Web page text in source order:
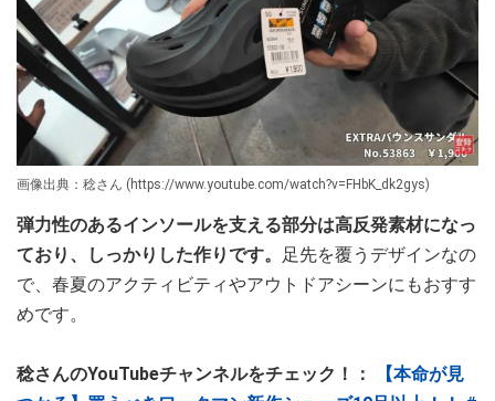
画像出典：稔さん (https://www.youtube.com/watch?v=FHbK_dk2gys)
弾力性のあるインソールを支える部分は高反発素材になっ
ており、しっかりした作りです。 足先を覆うデザインなの
で、春夏のアクティビティやアウトドアシーンにもおすす
めです。
稔さんのYouTubeチャンネルをチェック！：
【本命が見